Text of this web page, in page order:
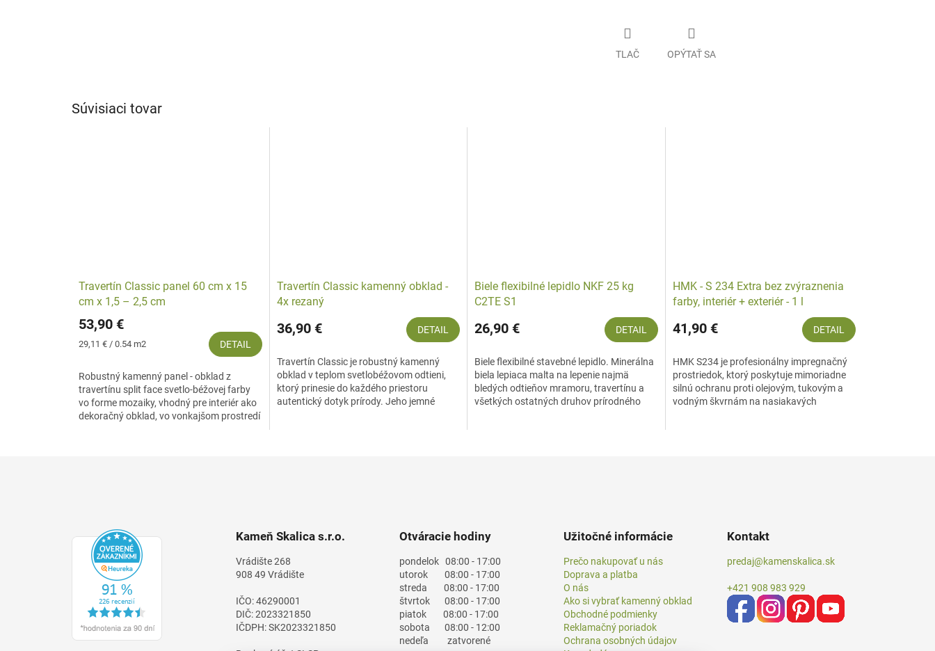
TLAČ OPÝTAŤ SA
Súvisiaci tovar
Travertín Classic panel 60 cm x 15
cm x 1,5 – 2,5 cm
53,90 €
Jednotková
29,11 € / 0.54 m2 DETAIL
Robustný kamenný panel - obklad z
travertínu split face svetlo-béžovej farby
vo forme mozaiky, vhodný pre interiér ako
dekoračný obklad, vo vonkajšom prostredí
Travertín Classic kamenný obklad -
4x rezaný
36,90 € DETAIL
Travertín Classic je robustný kamenný
obklad v teplom svetlobéžovom odtieni,
ktorý prinesie do každého priestoru
autentický dotyk prírody. Jeho jemné
Biele flexibilné lepidlo NKF 25 kg
C2TE S1
26,90 € DETAIL
Biele flexibilné stavebné lepidlo. Minerálna
biela lepiaca malta na lepenie najmä
bledých odtieňov mramoru, travertínu a
všetkých ostatných druhov prírodného
HMK - S 234 Extra bez zvýraznenia
farby, interiér + exteriér - 1 l
41,90 € DETAIL
HMK S234 je profesionálny impregnačný
prostriedok, ktorý poskytuje mimoriadne
silnú ochranu proti olejovým, tukovým a
vodným škvrnám na nasiakavých
Kameň Skalica s.r.o.
Vrádište 268
908 49 Vrádište
IČO: 46290001
DIČ: 2023321850
IČDPH: SK2023321850
Otváracie hodiny
pondelok 08:00 - 17:00
utorok 08:00 - 17:00
streda 08:00 - 17:00
štvrtok 08:00 - 17:00
piatok 08:00 - 17:00
sobota 08:00 - 12:00
nedeľa zatvorené
Užitočné informácie
Prečo nakupovať u nás
Doprava a platba
O nás
Ako si vybrať kamenný obklad
Obchodné podmienky
Reklamačný poriadok
Ochrana osobných údajov
Kontakt
predaj@kamenskalica.sk
+421 908 983 929